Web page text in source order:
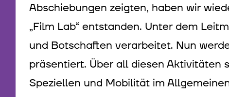
Abschiebungen zeigten, haben wir
„Film Lab“ entstanden. Unter dem
und Botschaften verarbeitet. Nun
präsentiert. Über all diesen Aktivitäten
Speziellen und Mobilität im